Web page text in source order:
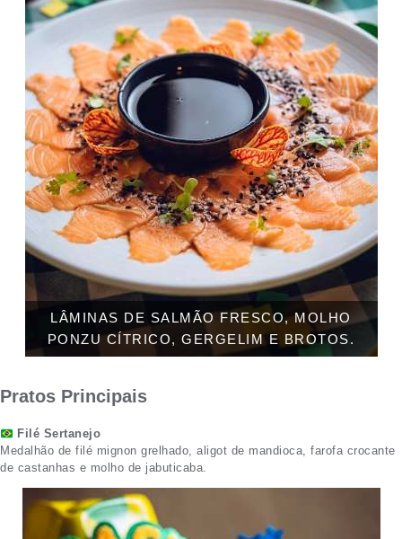
LÂMINAS DE SALMÃO FRESCO, MOLHO
PONZU CÍTRICO, GERGELIM E BROTOS.
Pratos Principais
Filé Sertanejo
Medalhão de filé mignon grelhado, aligot de mandioca, farofa crocante
de castanhas e molho de jabuticaba.